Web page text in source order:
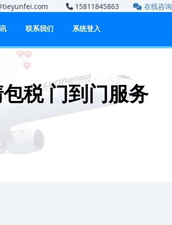
15811845863 在线咨询
联系我们 系统登入
税 门到门服务